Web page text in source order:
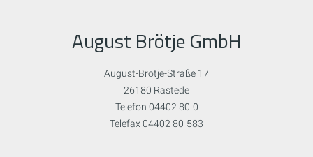
August Brötje GmbH
August-Brötje-Straße 17
26180 Rastede
Telefon 04402 80-0
Telefax 04402 80-583